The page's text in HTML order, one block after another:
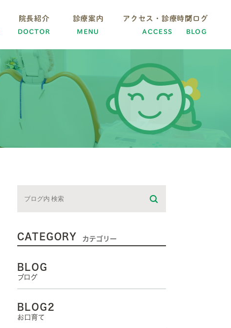
院長紹介
DOCTOR
診療案内
MENU
アクセス・診療時間
ACCESS
ブログ
BLOG
CATEGORY カテゴリー
BLOG
ブログ
BLOG2
お口育て